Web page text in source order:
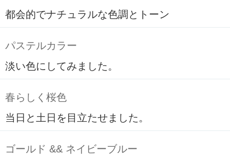
都会的でナチュラルな色調とトーン
パステルカラー
淡い色にしてみました。
春らしく桜色
当日と土日を目立たせました。
ゴールド && ネイビーブルー